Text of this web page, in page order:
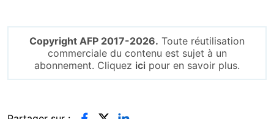
Copyright AFP 2017-2026. Toute réutilisation
commerciale du contenu est sujet à un
abonnement. Cliquez ici pour en savoir plus.